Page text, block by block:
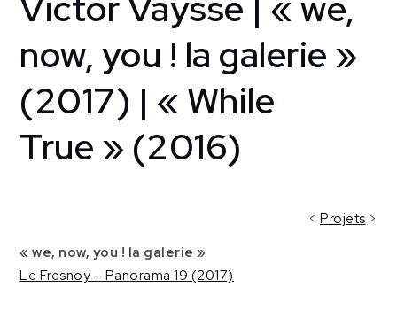
Creative
Le Fresnoy
France]
Victor
Vaysse |
« we,
(2017) |
« While
now, you ! la galerie »
(2017) | « While
True » (2016)
<Projets >
« we, now, you ! la galerie »
Le Fresnoy – Panorama 19 (2017)